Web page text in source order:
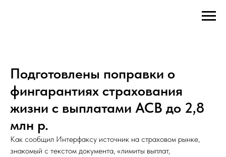
Подготовлены поправки о
фингарантиях страхования
жизни с выплатами АСВ до 2,8
млн р.
Как сообщил Интерфаксу источник на страховом рынке,
знакомый с текстом документа, «лимиты выплат,